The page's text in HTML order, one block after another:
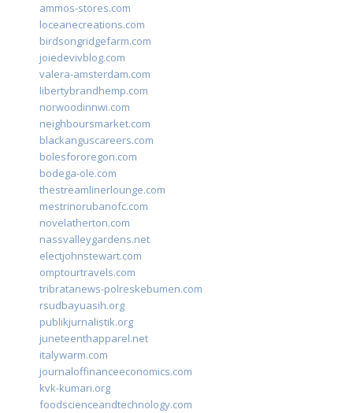
ammos-stores.com
loceanecreations.com
birdsongridgefarm.com
joiedevivblog.com
valera-amsterdam.com
libertybrandhemp.com
norwoodinnwi.com
neighboursmarket.com
blackanguscareers.com
bolesfororegon.com
bodega-ole.com
thestreamlinerlounge.com
mestrinorubanofc.com
novelatherton.com
nassvalleygardens.net
electjohnstewart.com
omptourtravels.com
tribratanews-polreskebumen.com
rsudbayuasih.org
publikjurnalistik.org
juneteenthapparel.net
italywarm.com
journaloffinanceeconomics.com
kvk-kumari.org
foodscienceandtechnology.com